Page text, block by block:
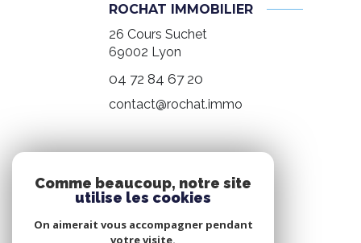
ROCHAT IMMOBILIER
26 Cours Suchet
69002 Lyon
04 72 84 67 20
contact@rochat.immo
Nous suivre
Comme beaucoup, notre site
utilise les cookies
On aimerait vous accompagner pendant
votre visite.